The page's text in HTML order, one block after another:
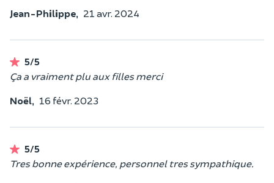
Jean-Philippe, 21 avr. 2024
5/5
Ça a vraiment plu aux filles merci
Noël, 16 févr. 2023
5/5
Tres bonne expérience, personnel tres sympathique.